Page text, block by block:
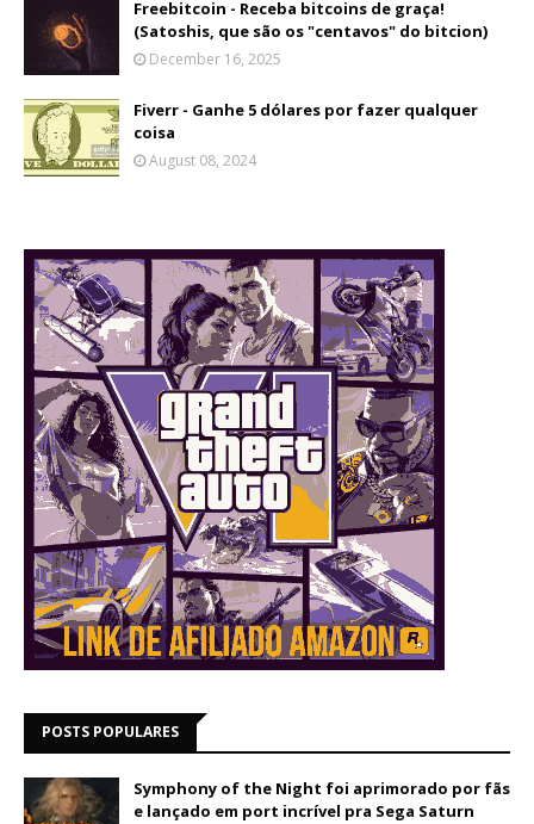
Freebitcoin - Receba bitcoins de graça!
(Satoshis, que são os "centavos" do bitcion)
December 16, 2025
Fiverr - Ganhe 5 dólares por fazer qualquer
coisa
August 08, 2024
POSTS POPULARES
Symphony of the Night foi aprimorado por fãs
e lançado em port incrível pra Sega Saturn